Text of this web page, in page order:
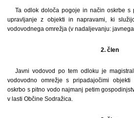
Ta odlok določa pogoje in način oskrbe s
upravljanje z objekti in napravami, ki
vodovodnega omrežja (v nadaljevanju:
2. člen
Javni vodovod po tem odloku je
vodovodno omrežje s pripadajočimi
oskrbo s pitno vodo najmanj petim
v lasti Občine Sodražica.